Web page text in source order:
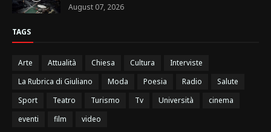
August 07, 2026
TAGS
Arte Attualità Chiesa Cultura
Interviste
La Rubrica di Giuliano
Moda Poesia Radio
Salute
Sport
Teatro Turismo Tv Università
cinema
eventi
film video